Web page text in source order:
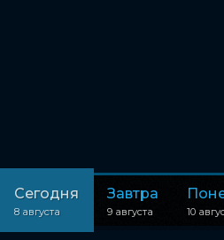
Сегодня
8 августа
Завтра
9 августа 10